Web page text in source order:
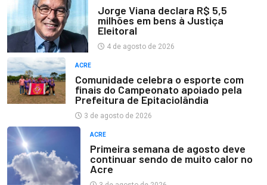
Jorge Viana declara R$ 5,5
milhões em bens à Justiça
Eleitoral
4 de agosto de 2026
ACRE
Comunidade celebra o esporte com
finais do Campeonato apoiado pela
Prefeitura de Epitaciolândia
3 de agosto de 2026
ACRE
Primeira semana de agosto deve
continuar sendo de muito calor no
Acre